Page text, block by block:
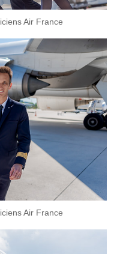
Air France
Air France